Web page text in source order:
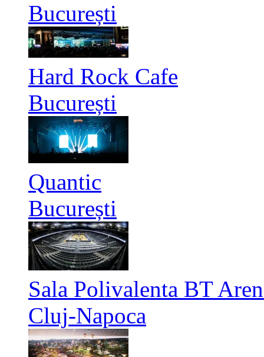
București
Hard Rock Cafe
București
Quantic
București
Sala Polivalenta BT
Cluj-Napoca